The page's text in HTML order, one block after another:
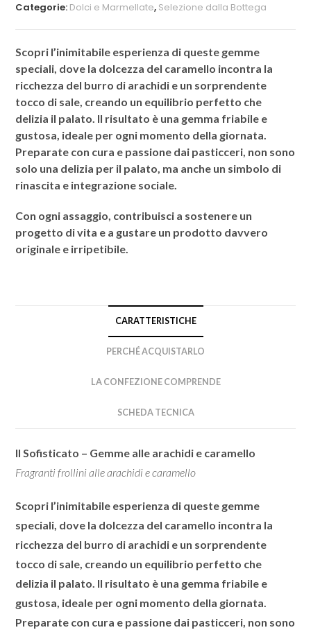
Categorie: Dolci e Marmellate, Selezione dalla Bottega
Scopri l’inimitabile esperienza di queste gemme
speciali, dove la dolcezza del caramello incontra la
ricchezza del burro di arachidi e un sorprendente
tocco di sale, creando un equilibrio perfetto che
delizia il palato. Il risultato è una gemma friabile e
gustosa, ideale per ogni momento della giornata.
Preparate con cura e passione dai pasticceri, non sono
solo una delizia per il palato, ma anche un simbolo di
rinascita e integrazione sociale.
Con ogni assaggio, contribuisci a sostenere un
progetto di vita e a gustare un prodotto davvero
originale e irripetibile.
CARATTERISTICHE
PERCHÉ ACQUISTARLO
LA CONFEZIONE COMPRENDE
SCHEDA TECNICA
Il Sofisticato – Gemme alle arachidi e caramello
Fragranti frollini alle arachidi e caramello
Scopri l’inimitabile esperienza di queste gemme
speciali, dove la dolcezza del caramello incontra la
ricchezza del burro di arachidi e un sorprendente
tocco di sale, creando un equilibrio perfetto che
delizia il palato. Il risultato è una gemma friabile e
gustosa, ideale per ogni momento della giornata.
Preparate con cura e passione dai pasticceri, non sono